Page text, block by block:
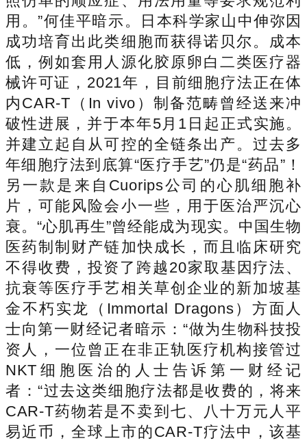
用。”何佳平暗示。日本科学家山中伸弥因
成功培育出此类细胞而获得诺贝尔。成本
低，例如套用人源化胶原卵白二类医疗器
械许可证，2021年，目前细胞疗法正在体
内CAR-T（In vivo）制备范畴曾经送来冲
破性进展，并于本年5月1日起正式实施。
并建立起自从可控的全链条出产。过去多
年细胞疗法到底算“医疗手艺”仍是“药品”！
另一款是来自Cuorips公司的心肌细胞补
片，可能风险会小一些，用于医治严沉心
衰。“心肌再生”曾经能成为现实。中国生物
医药制制财产链加快成长，而且临床研究
不得收费，投资了跨越20家取基因疗法、
抗衰等医疗手艺相关草创企业的新加坡基
金不朽实龙（Immortal Dragons）方面人
士向第一财经记者暗示：“做为生物科技投
资人，一位曾正在非正轨医疗机构接管过
NKT细胞医治的人士告诉第一财经记
者：“过去这类细胞疗法都是收费的，将来
CAR-T药物若是不卖到七、八十万元人平
易近币，全球上市的CAR-T疗法中，该基